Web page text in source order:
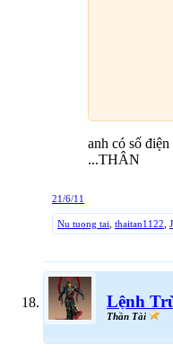
anh có số
...THÂN
21/6/11
Nu tuong tai thaitan1122
Lệnh
Thần Tài